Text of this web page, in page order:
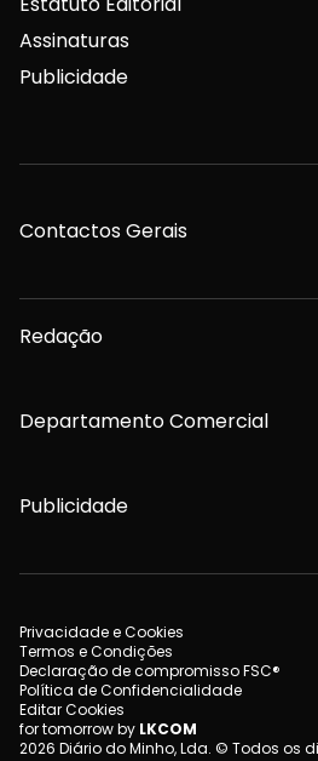
Assinaturas
Publicidade
Contactos Gerais
Redação
Departamento Comercial
Publicidade
Privacidade e Cookies
Termos e Condições
Declaração de compromisso FSC®
Política de Confidencialidade
Editar Cookies
for tomorrow by LKCOM
2026 Diário do Minho, Lda. © Todos os